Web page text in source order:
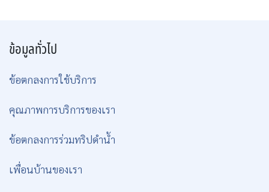
ข้อมูลทั่วไป
ข้อตกลงการใช้บริการ
คุณภาพการบริการของเรา
ข้อตกลงการร่วมทริปดำน้ำ
เพื่อนบ้านของเรา